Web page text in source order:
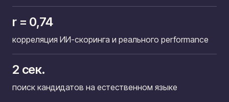
r = 0,74
корреляция ИИ-скоринга и реального performance
2 сек.
поиск кандидатов на естественном языке